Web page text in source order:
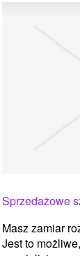
Sprzedażowe
Masz zamiar
Jest to